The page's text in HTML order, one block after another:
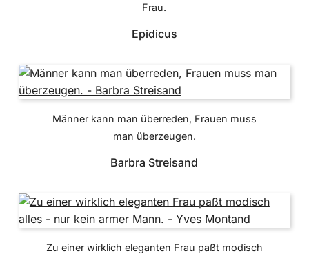
Frau.
Epidicus
Männer kann man überreden, Frauen muss
man überzeugen.
Barbra Streisand
Zu einer wirklich eleganten Frau paßt modisch